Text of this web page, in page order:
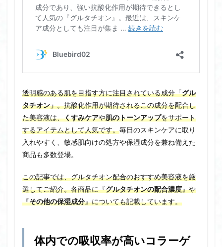
透明感のある肌を目指す方に注目されている成分「グル
タチオン」。抗酸化作用が期待されるこの成分を配合し
た美容液は、くすみケアや肌のトーンアップをサポート
するアイテムとして人気です。毎日のスキンケアに取り
入れやすく、敏感肌向けの処方や保湿成分を兼ね備えた
商品も多数登場。
この記事では、グルタチオン配合のおすすめ美容液を厳
選してご紹介。各商品に『グルタチオンの配合濃度』や
『その他の保湿成分』についても記載しています。
体内での吸収率が高いコラーゲ